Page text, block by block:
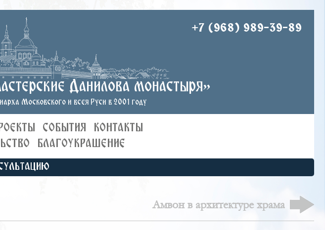
+7 (968) 989-39-89
Данилова монастыря»
Московского и всея Руси в 2001 году
СОБЫТИЯ
КОНТАКТЫ
БЛАГОУКРАШЕНИЕ
Амвон в архитектуре храма